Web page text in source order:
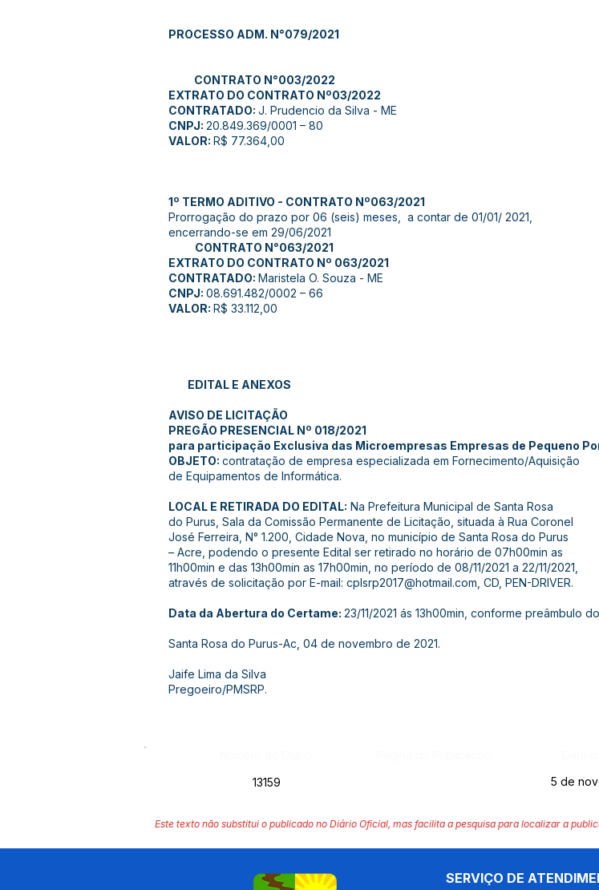
PROCESSO ADM. N°079/2021
CONTRATO N°003/2022
EXTRATO DO CONTRATO Nº03/2022
CONTRATADO: J. Prudencio da Silva - ME
CNPJ: 20.849.369/0001 – 80
VALOR: R$ 77.364,00
1º TERMO ADITIVO - CONTRATO Nº063/2021
Prorrogação do prazo por 06 (seis) meses, a contar de 01/01/ 2021,
encerrando-se em 29/06/2021
CONTRATO N°063/2021
EXTRATO DO CONTRATO Nº 063/2021
CONTRATADO: Maristela O. Souza - ME
CNPJ: 08.691.482/0002 – 66
VALOR: R$ 33.112,00
EDITAL E ANEXOS
AVISO DE LICITAÇÃO
PREGÃO PRESENCIAL Nº 018/2021
para participação Exclusiva das Microempresas Empresas de Pequeno
OBJETO: contratação de empresa especializada em Fornecimento/Aquisição
de Equipamentos de Informática.
LOCAL E RETIRADA DO EDITAL: Na Prefeitura Municipal de Santa Rosa
do Purus, Sala da Comissão Permanente de Licitação, situada à Rua Coronel
José Ferreira, N° 1.200, Cidade Nova, no município de Santa Rosa do Purus
– Acre, podendo o presente Edital ser retirado no horário de 07h00min as
11h00min e das 13h00min as 17h00min, no período de 08/11/2021 a 22/11/2021,
através de solicitação por E-mail: cplsrp2017@hotmail.com , CD, PEN-DRIVER.
Data da Abertura do Certame: 23/11/2021 ás 13h00min, conforme preâmbulo
Santa Rosa do Purus-Ac, 04 de novembro de 2021.
Jaife Lima da Silva
Pregoeiro/PMSRP.
13159
5 de
Este texto não substitui o publicado no Diário Oficial, mas facilita a pesquisa para localizar a
SERVIÇO DE